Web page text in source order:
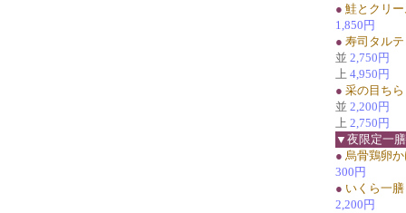
● 鮭とクリ
1,850円
● 寿司タル
並 2,750円
上 4,950円
● 采の目ち
並 2,200円
上 2,750円
▼夜限定一
● 烏骨鶏卵
300円
● いくら一膳
2,200円